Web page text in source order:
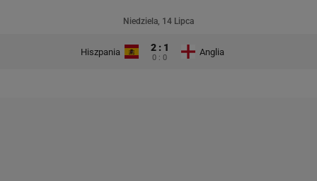
Niedziela, 14 Lipca
Hiszpania 2 : 1
0 : 0
Anglia